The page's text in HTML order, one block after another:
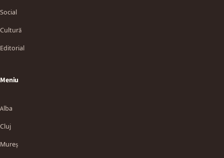
Social
Cultură
Editorial
Meniu
Alba
Cluj
Mureș